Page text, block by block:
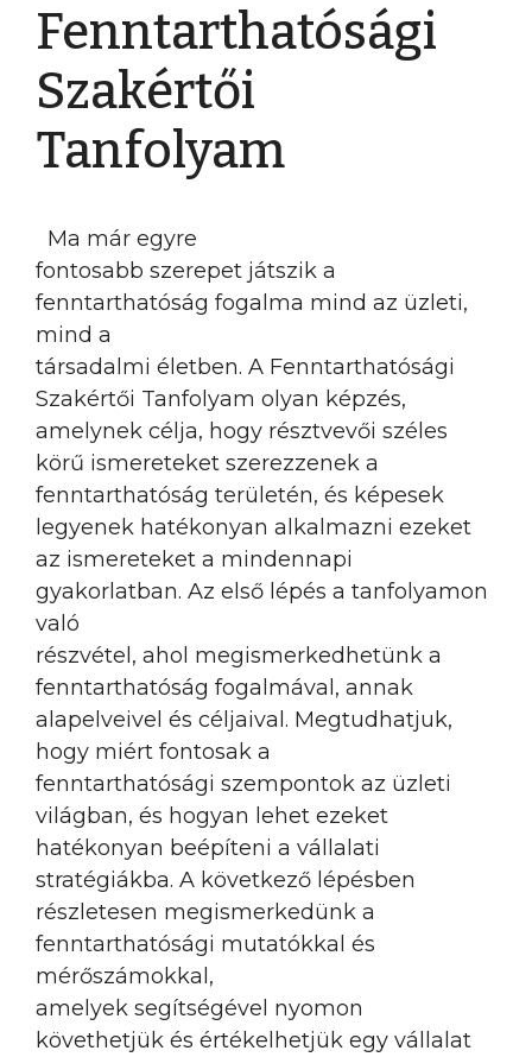
Fenntarthatósági
Szakértői
Tanfolyam
Ma már egyre
fontosabb szerepet játszik a
fenntarthatóság fogalma mind az üzleti,
mind a
társadalmi életben. A Fenntarthatósági
Szakértői Tanfolyam olyan képzés,
amelynek célja, hogy résztvevői széles
körű ismereteket szerezzenek a
fenntarthatóság területén, és képesek
legyenek hatékonyan alkalmazni ezeket
az ismereteket a mindennapi
gyakorlatban. Az első lépés a tanfolyamon
való
részvétel, ahol megismerkedhetünk a
fenntarthatóság fogalmával, annak
alapelveivel és céljaival. Megtudhatjuk,
hogy miért fontosak a
fenntarthatósági szempontok az üzleti
világban, és hogyan lehet ezeket
hatékonyan beépíteni a vállalati
stratégiákba. A következő lépésben
részletesen megismerkedünk a
fenntarthatósági mutatókkal és
mérőszámokkal,
amelyek segítségével nyomon
követhetjük és értékelhetjük egy vállalat